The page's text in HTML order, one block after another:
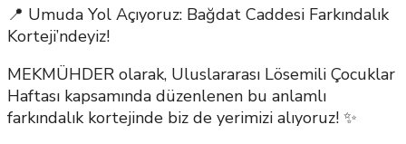
📍 Umuda Yol Açıyoruz: Bağdat Caddesi Farkındalık
Korteji’ndeyiz!
MEKMÜHDER olarak, Uluslararası Lösemili Çocuklar
Haftası kapsamında düzenlenen bu anlamlı
farkındalık kortejinde biz de yerimizi alıyoruz! ✨